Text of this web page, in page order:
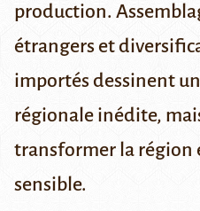
production.
étrangers et
importés dessinent
régionale inédite,
transformer la région
sensible.